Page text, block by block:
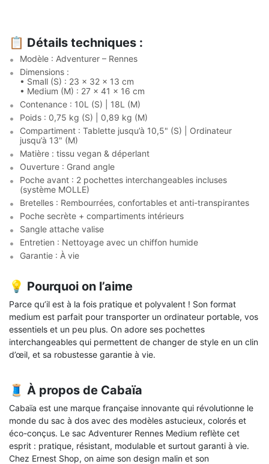
📋 Détails techniques :
Modèle : Adventurer – Rennes
Dimensions :
• Small (S) : 23 x 32 x 13 cm
• Medium (M) : 27 x 41 x 16 cm
Contenance : 10L (S) | 18L (M)
Poids : 0,75 kg (S) | 0,89 kg (M)
Compartiment : Tablette jusqu’à 10,5" (S) | Ordinateur
jusqu’à 13" (M)
Matière : tissu vegan & déperlant
Ouverture : Grand angle
Poche avant : 2 pochettes interchangeables incluses
(système MOLLE)
Bretelles : Rembourrées, confortables et anti-transpirantes
Poche secrète + compartiments intérieurs
Sangle attache valise
Entretien : Nettoyage avec un chiffon humide
Garantie : À vie
💡 Pourquoi on l’aime
Parce qu’il est à la fois pratique et polyvalent ! Son format
medium est parfait pour transporter un ordinateur portable, vos
essentiels et un peu plus. On adore ses pochettes
interchangeables qui permettent de changer de style en un clin
d’œil, et sa robustesse garantie à vie.
🧵 À propos de Cabaïa
Cabaïa est une marque française innovante qui révolutionne le
monde du sac à dos avec des modèles astucieux, colorés et
éco-conçus. Le sac Adventurer Rennes Medium reflète cet
esprit : pratique, résistant, modulable et surtout garanti à vie.
Chez Ernest Shop, on aime son design malin et son